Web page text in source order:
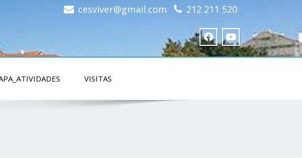
cesviver@gmail.com 212 211 520
VISITAS